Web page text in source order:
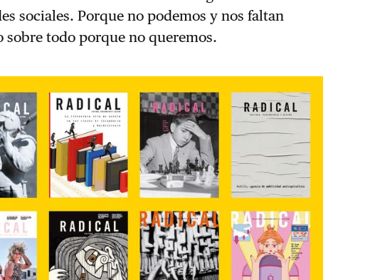
sociales. Porque no podemos y nos faltan
sobre todo porque no queremos.